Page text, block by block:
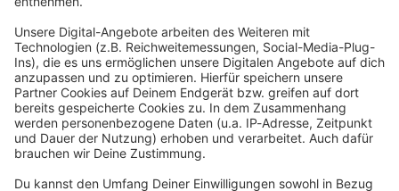
Kontaktformular
Sprachnachricht
© dpa-infocom, dpa:260708-930-354146/1